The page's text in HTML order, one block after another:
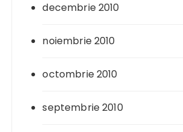
decembrie 2010
noiembrie 2010
octombrie 2010
septembrie 2010